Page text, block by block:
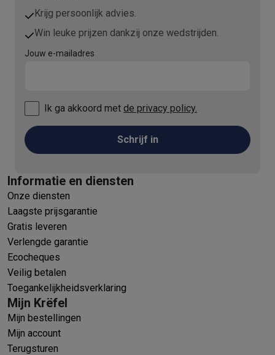
Krijg persoonlijk advies.
Win leuke prijzen dankzij onze wedstrijden.
Jouw e-mailadres
Ik ga akkoord met de privacy policy.
Schrijf in
Informatie en diensten
Onze diensten
Laagste prijsgarantie
Gratis leveren
Verlengde garantie
Ecocheques
Veilig betalen
Toegankelijkheidsverklaring
Mijn Krëfel
Mijn bestellingen
Mijn account
Terugsturen